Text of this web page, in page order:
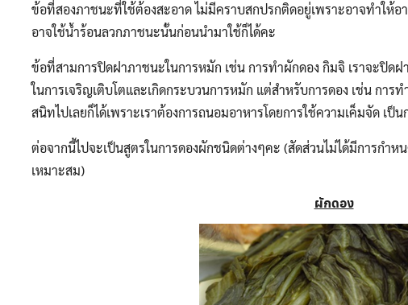
ข้อที่สองภาชนะที่ใช้ต้องสะอาด ไม่มีคราบสกปรกติดอยู่เพราะอาจทำให้อ
อาจใช้น้ำร้อนลวกภาชนะนั้นก่อนนำมาใช้ก็ได้คะ
ข้อที่สามการปิดฝาภาชนะในการหมัก เช่น การทำผักดอง กิมจิ เราจะปิด
ในการเจริญเติบโตและเกิดกระบวนการหมัก แต่สำหรับการดอง เช่น การ
สนิทไปเลยก็ได้เพราะเราต้องการถนอมอาหารโดยการใช้ความเค็มจัด เป็
ต่อจากนี้ไปจะเป็นสูตรในการดองผักชนิดต่างๆคะ (สัดส่วนไม่ได้มีการกำ
เหมาะสม)
ผักดอง